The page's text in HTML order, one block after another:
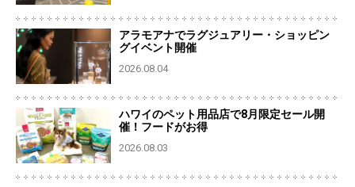
アラモアナでラグジュアリー・ショッピン
グイベント開催
2026.08.04
ハワイのペット用品店で8月限定セール開
催！フードがお得
2026.08.03